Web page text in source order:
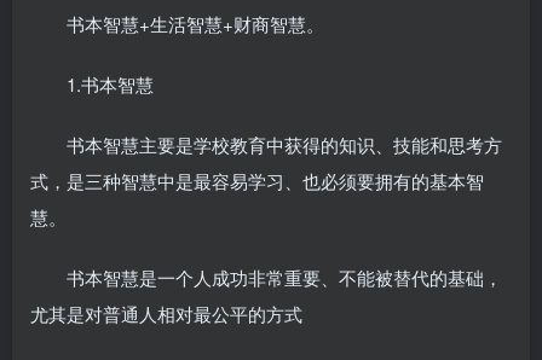
书本智慧+生活智慧+财商智慧。
1.书本智慧
书本智慧主要是学校教育中获得的知识、技能和思考方
式，是三种智慧中是最容易学习、也必须要拥有的基本智
慧。
书本智慧是一个人成功非常重要、不能被替代的基础，
尤其是对普通人相对最公平的方式